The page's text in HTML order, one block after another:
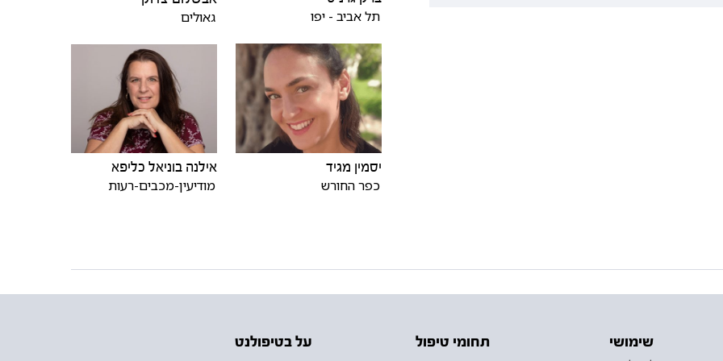
תל אביב - יפו גאולים
יסמין מגיד
כפר החורש
אילנה בוניאל כליפא
מודיעין-מכבים-רעות
שימושי תחומי טיפול על בטיפולנט